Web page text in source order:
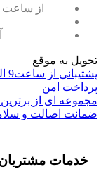
از ساعت ۹ صبح الی ۹ شب پاسخگوی شما هستیم.
تحویل به موقع
پشتیبانی از ساعت9 الی 21
پرداخت امن
مجموعه ای از برترین
ضمانت اصالت و
خدمات